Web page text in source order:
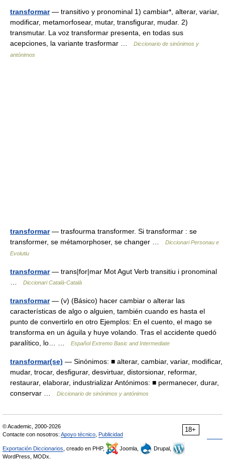
transformar— transitivo y pronominal 1) cambiar*, alterar, variar,
modificar, metamorfosear, mutar, transfigurar, mudar. 2)
transmutar. La voz transformar presenta, en todas sus
acepciones, la variante trasformar …
Diccionario de sinónimos y
antónimos
transformar— trasfourma transformer. Si transformar : se
transformer, se métamorphoser, se changer …
Diccionari Personau e
Evolutiu
transformar— trans|for|mar Mot Agut Verb transitiu i pronominal
Diccionari Català-Català
transformar— (v) (Básico) hacer cambiar o alterar las
características de algo o alguien, también cuando es hasta el
punto de convertirlo en otro Ejemplos: En el cuento, el mago se
transforma en un águila y huye volando. Tras el accidente quedó
paralítico, lo… …
Español Extremo Basic and Intermediate
transformar(se) — Sinónimos: ■ alterar, cambiar, variar, modificar,
mudar, trocar, desfigurar, desvirtuar, distorsionar, reformar,
restaurar, elaborar, industrializar Antónimos: ■ permanecer, durar,
conservar …
Diccionario de sinónimos y antónimos
18+
© Academic, 2000-2026
Contacte con nosotros: Apoyo técnico Publicidad
Exportación Diccionarios , creado en PHP, Joomla,
Drupal,
WordPress, MODx.